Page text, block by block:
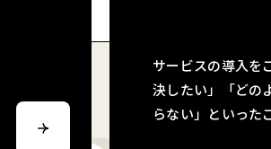
サービスの導入を
決したい」「どの
らない」といった